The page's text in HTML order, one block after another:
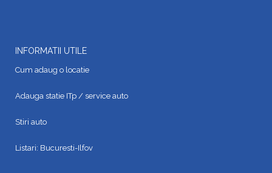
INFORMATII UTILE
Cum adaug o locatie
Adauga statie ITp / service auto
Stiri auto
Listari: Bucuresti-Ilfov